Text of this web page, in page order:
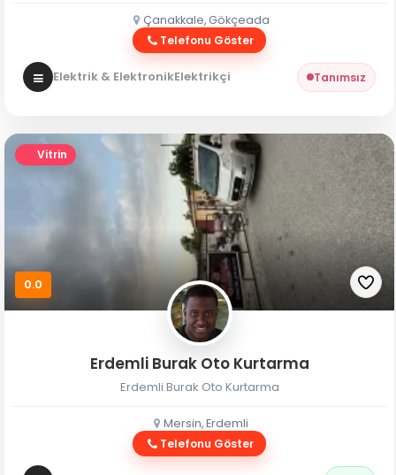
Çanakkale, Gökçeada
Telefonu Göster
Elektrik & ElektronikElektrikçi Tanımsız
Vitrin
0.0
Erdemli Burak Oto Kurtarma
Erdemli Burak Oto Kurtarma
Mersin, Erdemli
Telefonu Göster